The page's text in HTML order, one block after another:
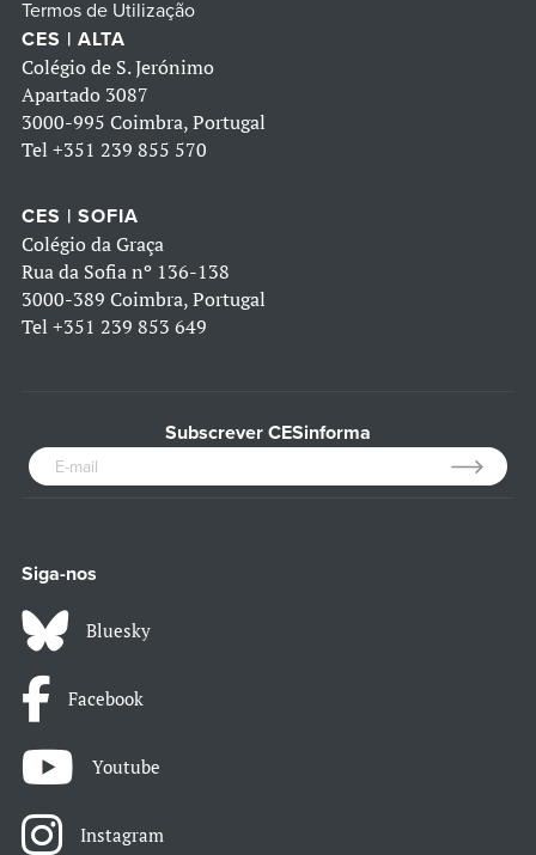
Termos de Utilização
CES | ALTA
Colégio de S. Jerónimo
Apartado 3087
3000-995 Coimbra, Portugal
Tel +351 239 855 570
CES | SOFIA
Colégio da Graça
Rua da Sofia nº 136-138
3000-389 Coimbra, Portugal
Tel +351 239 853 649
Subscrever CESinforma
Siga-nos
Bluesky
Facebook
Youtube
Instagram